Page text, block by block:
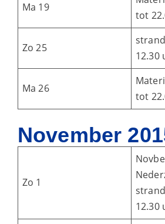
Ma 19
tot
Zo 25
12.30
Ma 26
tot
November
Zo 1
12.30